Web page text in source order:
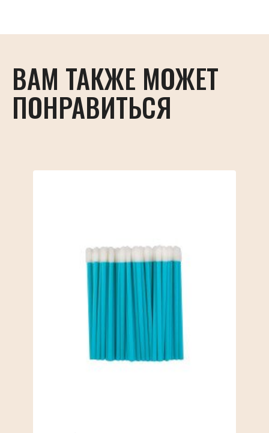
ВАМ ТАКЖЕ МОЖЕТ
ПОНРАВИТЬСЯ